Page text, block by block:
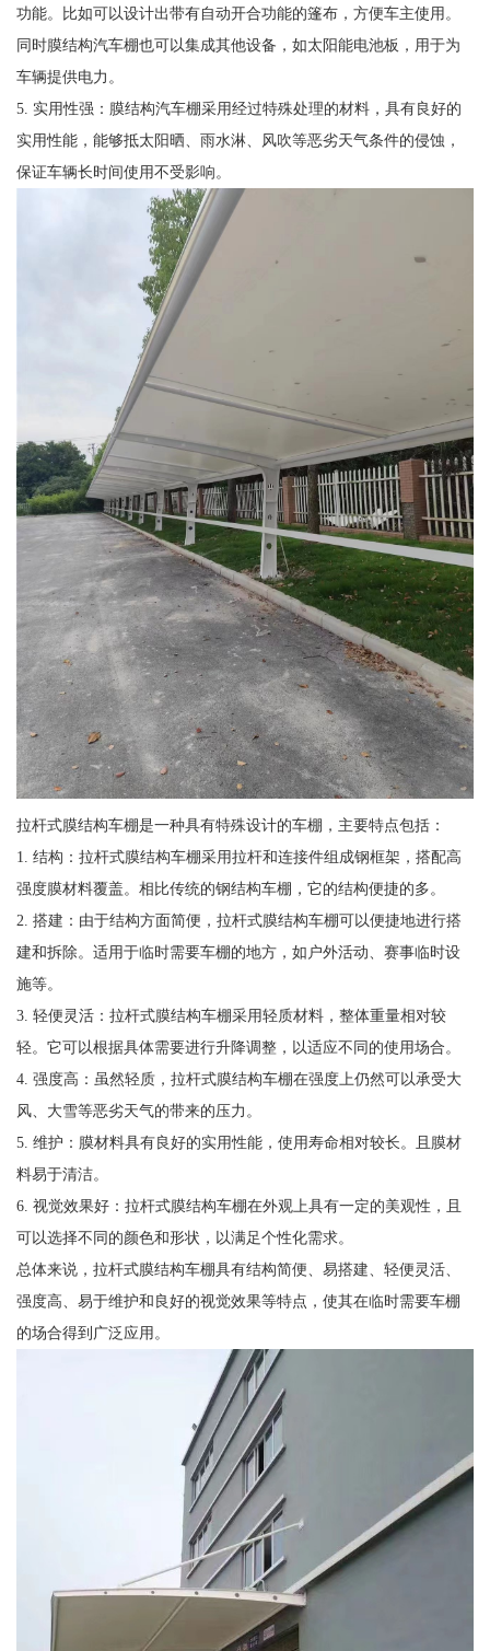
功能。比如可以设计出带有自动开合功能的篷布，方便车主使用。
同时膜结构汽车棚也可以集成其他设备，如太阳能电池板，用于为
车辆提供电力。
5. 实用性强：膜结构汽车棚采用经过特殊处理的材料，具有良好的
实用性能，能够抵太阳晒、雨水淋、风吹等恶劣天气条件的侵蚀，
保证车辆长时间使用不受影响。
拉杆式膜结构车棚是一种具有特殊设计的车棚，主要特点包括：
1. 结构：拉杆式膜结构车棚采用拉杆和连接件组成钢框架，搭配高
强度膜材料覆盖。相比传统的钢结构车棚，它的结构便捷的多。
2. 搭建：由于结构方面简便，拉杆式膜结构车棚可以便捷地进行搭
建和拆除。适用于临时需要车棚的地方，如户外活动、赛事临时设
施等。
3. 轻便灵活：拉杆式膜结构车棚采用轻质材料，整体重量相对较
轻。它可以根据具体需要进行升降调整，以适应不同的使用场合。
4. 强度高：虽然轻质，拉杆式膜结构车棚在强度上仍然可以承受大
风、大雪等恶劣天气的带来的压力。
5. 维护：膜材料具有良好的实用性能，使用寿命相对较长。且膜材
料易于清洁。
6. 视觉效果好：拉杆式膜结构车棚在外观上具有一定的美观性，且
可以选择不同的颜色和形状，以满足个性化需求。
总体来说，拉杆式膜结构车棚具有结构简便、易搭建、轻便灵活、
强度高、易于维护和良好的视觉效果等特点，使其在临时需要车棚
的场合得到广泛应用。